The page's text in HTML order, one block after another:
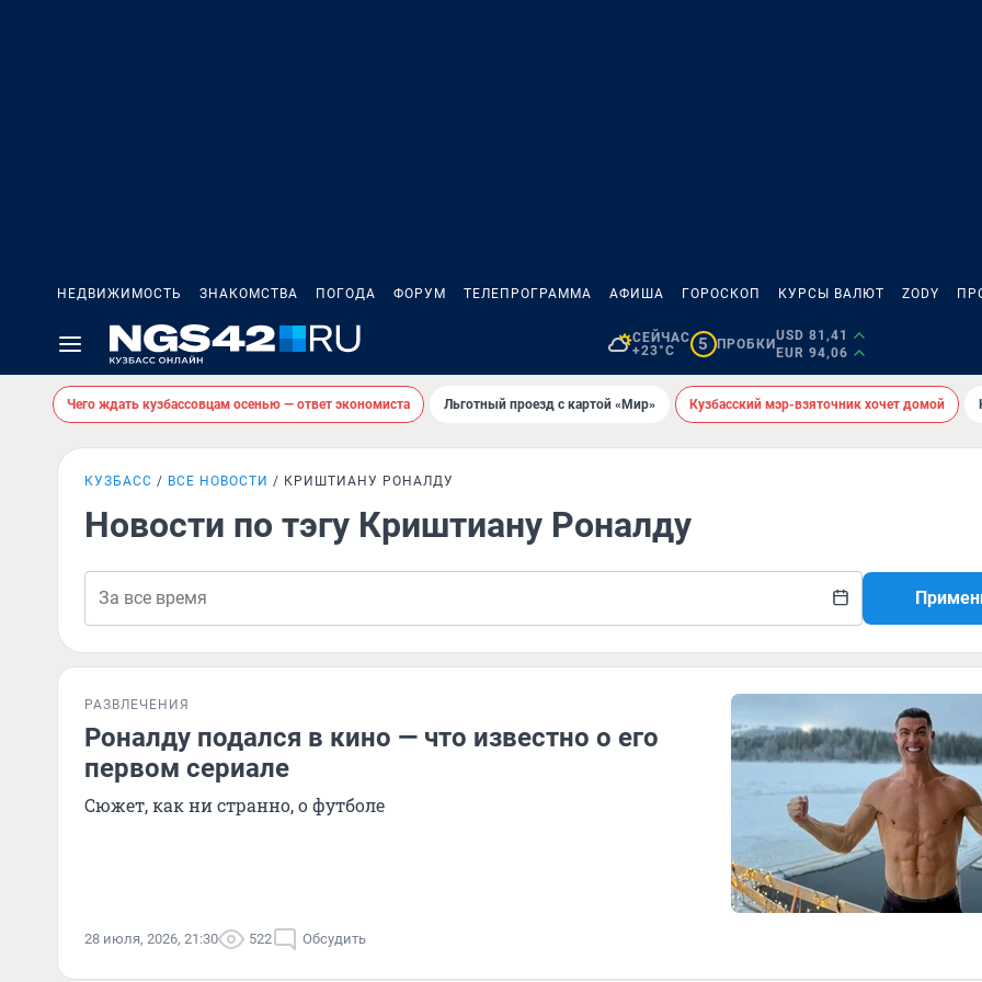
НЕДВИЖИМОСТЬ ЗНАКОМСТВА ПОГОДА ФОРУМ ТЕЛЕПРОГРАММА АФИША ГОРОСКОП КУРСЫ ВАЛЮТ ZODY
СЕЙЧАС
+23°C
5 ПРОБКИ
USD 81,41
EUR 94,06
Чего ждать кузбассовцам осенью — ответ экономиста Льготный проезд с картой «Мир» Кузбасский мэр-взяточник хочет домой
КУЗБАСС ВСЕ НОВОСТИ КРИШТИАНУ РОНАЛДУ
Новости по тэгу Криштиану Роналду
РАЗВЛЕЧЕНИЯ
Роналду подался в кино — что известно о его
первом сериале
Сюжет, как ни странно, о футболе
28 июля, 2026, 21:30 522 Обсудить